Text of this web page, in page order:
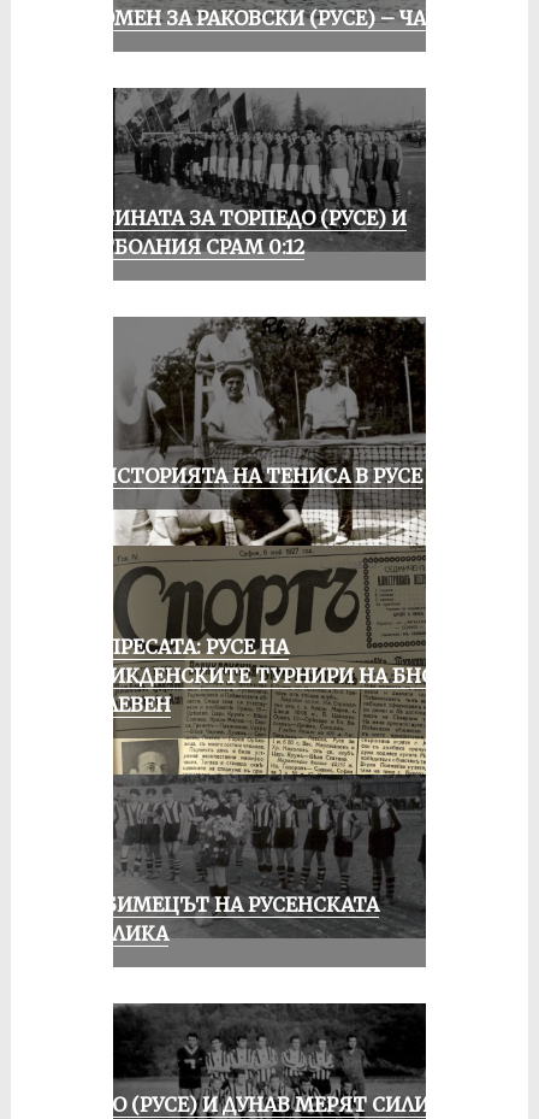
СПОМЕН ЗА РАКОВСКИ (РУСЕ) – ЧАСТ I
ИСТИНАТА ЗА ТОРПЕДО (РУСЕ) И
ФУТБОЛНИЯ СРАМ 0:12
ЗА ИСТОРИЯТА НА ТЕНИСА В РУСЕ
ОТ ПРЕСАТА: РУСЕ НА
ВЕЛИКДЕНСКИТЕ ТУРНИРИ НА БНСФ
В ПЛЕВЕН
ЛЮБИМЕЦЪТ НА РУСЕНСКАТА
ПУБЛИКА
ЛОКО (РУСЕ) И ДУНАВ МЕРЯТ СИЛИ В